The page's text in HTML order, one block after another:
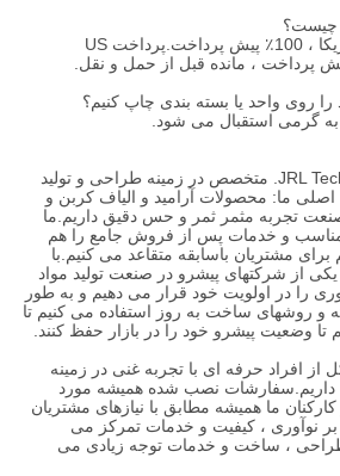
چیست؟
A: پرداخت 1000 دلار آمریکا ، 100٪ پیش پرداخت.پرداخت US
روی واحد یا بسته بندی چاپ کنیم؟
شنژن JRL Technology Co. ، Ltd. متخصص در زمینه طراحی و تولید
ما: محصولات آرامید و الیاف کربن و
صنعت تجربه مثمر ثمر و حس دقیق داریم.ما
و خدمات پس از فروش جامع را هم
برای مشتریان باسابقه متقاعد می کنیم.با
از شرکتهای پیشرو در صنعت تولید مواد
را در اولویت خود قرار می دهیم و به طور
و روشهای ساخت به روز استفاده می کنیم تا
تا وضعیت پیشرو خود را در بازار حفظ کنند.
افراد حرفه ای با تجربه غنی در زمینه
داریم.سفارشات نصب شده همیشه مورد
ما همیشه مطابق با نیازهای مشتریان
بر نوآوری ، کیفیت و خدمات تمرکز می
، ساخت و خدمات توجه زیادی می